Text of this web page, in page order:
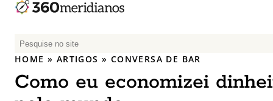
P
e
q
HOME » ARTIGOS » CONVERSA DE BAR
Como eu economizei